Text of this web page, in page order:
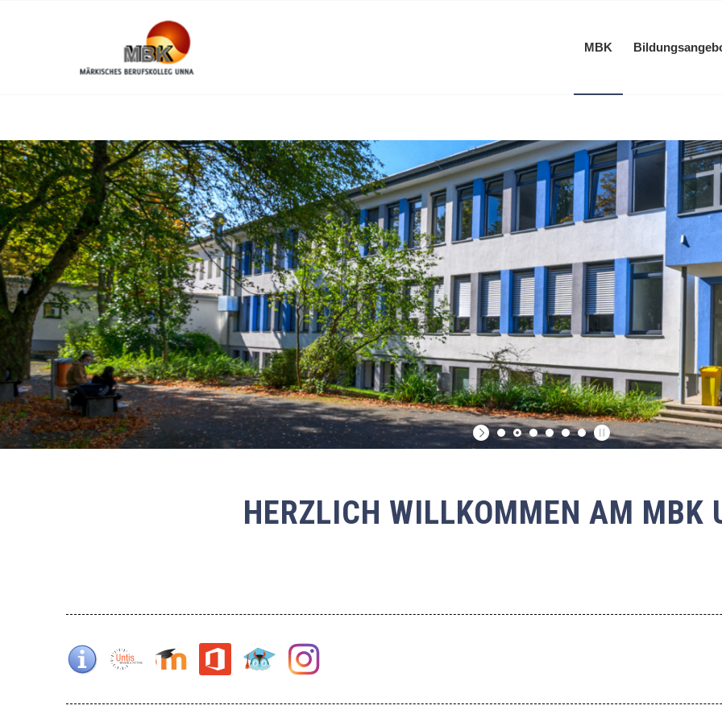
MBK
HERZLICH WILLKOMMEN AM MBK